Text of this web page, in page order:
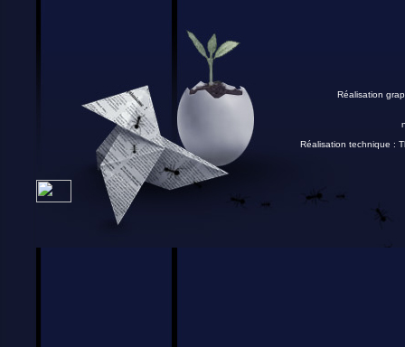
Réalisation
Réalisation technique :